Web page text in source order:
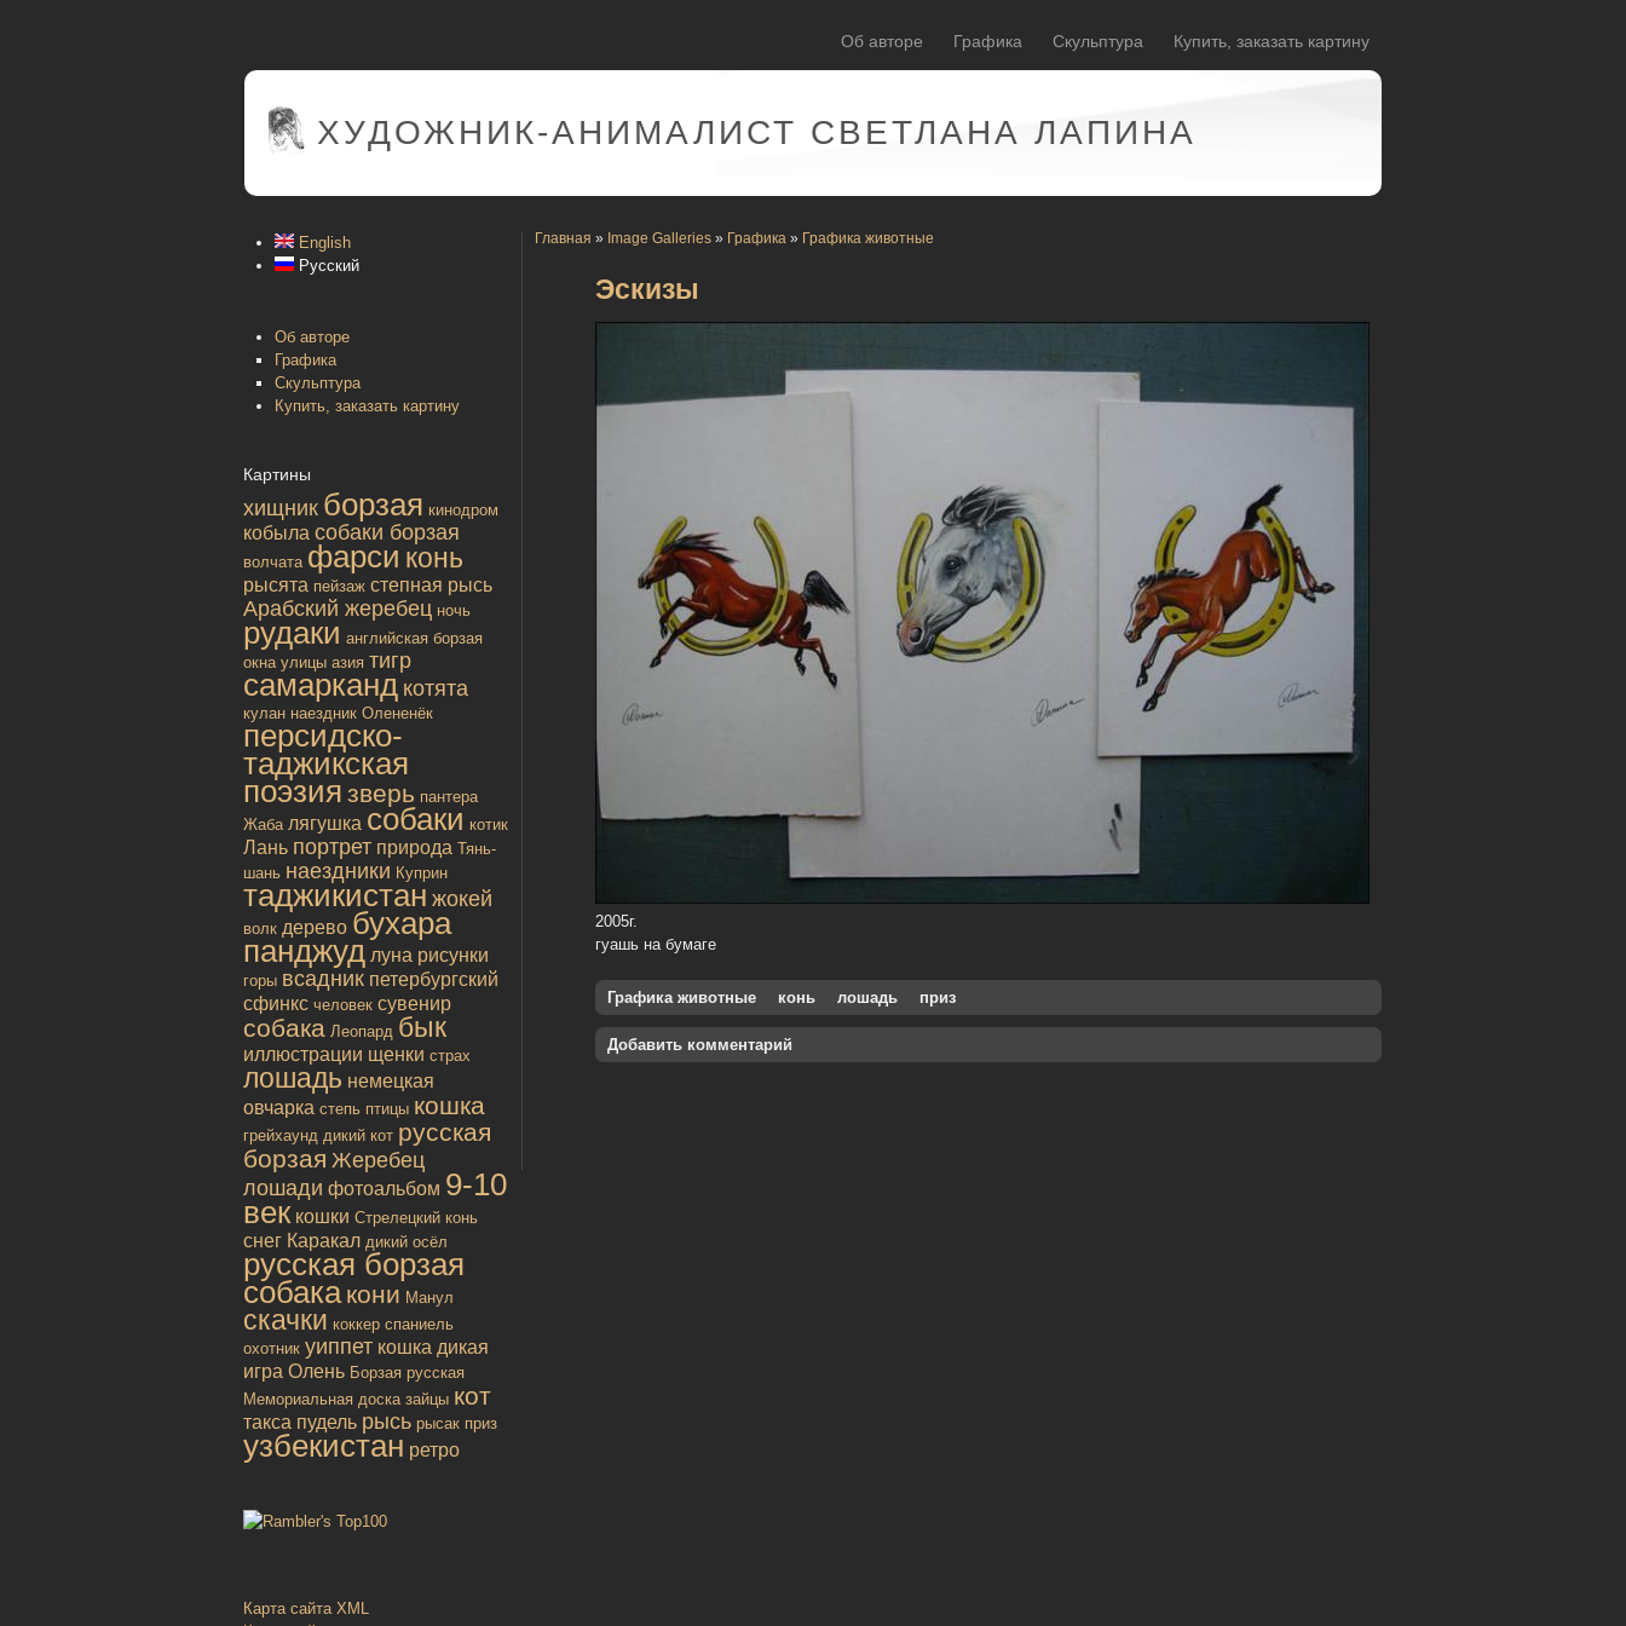
Об авторе Графика Скульптура Купить, заказать картину
ХУДОЖНИК-АНИМАЛИСТ СВЕТЛАНА ЛАПИНА
English
Русский
Об авторе
Графика
Скульптура
Купить, заказать картину
Картины
хищник борзая кинодром
кобыла собаки борзая
волчата фарси конь
рысята пейзаж степная рысь
Арабский жеребец ночь
рудаки английская борзая
окна улицы азия тигр
самарканд котята
кулан наездник Олененёк
персидско-
таджикская
поэзия зверь пантера
Жаба лягушка собаки котик
Лань портрет природа Тянь-
шань наездники Куприн
таджикистан жокей
волк дерево бухара
панджуд луна рисунки
горы всадник петербургский
сфинкс человек сувенир
собака Леопард бык
иллюстрации щенки страх
лошадь немецкая
овчарка степь птицы кошка
грейхаунд дикий кот русская
борзая Жеребец
лошади фотоальбом 9-10
век кошки Стрелецкий конь
снег Каракал дикий осёл
русская борзая
собака кони Манул
скачки коккер спаниель
охотник уиппет кошка дикая
игра Олень Борзая русская
Мемориальная доска зайцы кот
такса пудель рысь рысак приз
узбекистан ретро
Карта сайта XML
Главная » Image Galleries » Графика » Графика животные
Эскизы
2005г.
гуашь на бумаге
Графика животные конь лошадь приз
Добавить комментарий